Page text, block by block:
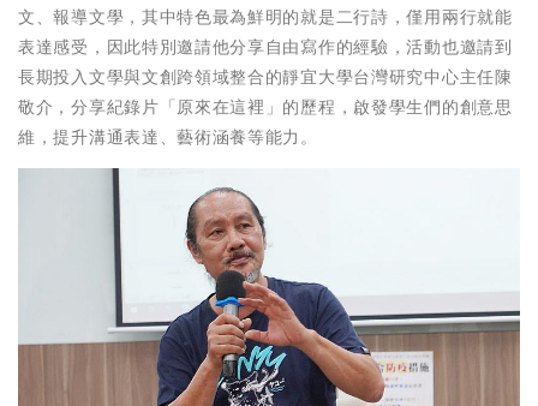
文、報導文學，其中特色最為鮮明的就是二行詩，僅用兩行就能
表達感受，因此特別邀請他分享自由寫作的經驗，活動也邀請到
長期投入文學與文創跨領域整合的靜宜大學台灣研究中心主任陳
敬介，分享紀錄片「原來在這裡」的歷程，啟發學生們的創意思
維，提升溝通表達、藝術涵養等能力。